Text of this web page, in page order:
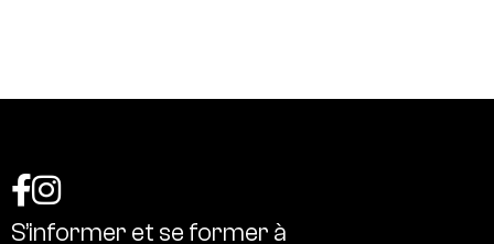
S’informer et se former à